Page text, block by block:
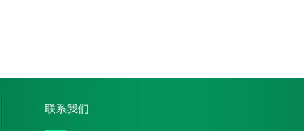
联系我们